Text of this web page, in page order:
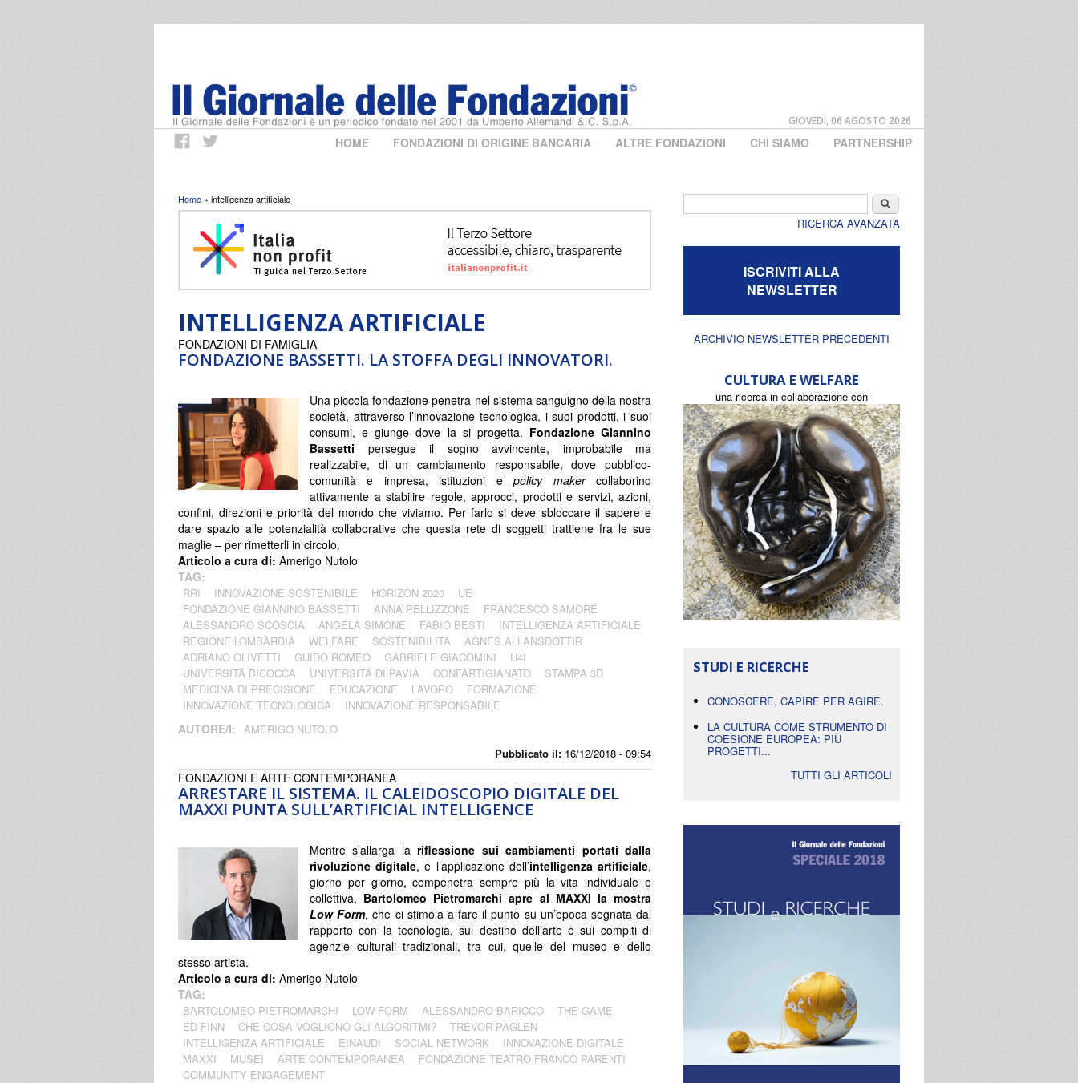
GIOVEDÌ, 06 AGOSTO 2026
HOME FONDAZIONI DI ORIGINE BANCARIA ALTRE FONDAZIONI CHI SIAMO PARTNERSHIP
Tu sei qui
Home » intelligenza artificiale
INTELLIGENZA ARTIFICIALE
FONDAZIONE BASSETTI. LA STOFFA DEGLI INNOVATORI.
Pubblicato il: 16/12/2018 - 09:54
FONDAZIONI DI FAMIGLIA
Una piccola fondazione penetra nel sistema sanguigno della nostra
società, attraverso l’innovazione tecnologica, i suoi prodotti, i suoi
consumi, e giunge dove la si progetta. Fondazione Giannino
Bassetti persegue il sogno avvincente, improbabile ma
realizzabile, di un cambiamento responsabile, dove pubblico-
comunità e impresa, istituzioni epolicy makercollaborino
attivamente a stabilire regole, approcci, prodotti e servizi, azioni,
confini, direzioni e priorità del mondo che viviamo. Per farlo si deve sbloccare il sapere e
dare spazio alle potenzialità collaborative che questa rete di soggetti trattiene fra le sue
maglie – per rimetterli in circolo.
Articolo a cura di: Amerigo Nutolo
TAG:
RRI INNOVAZIONE SOSTENIBILE HORIZON 2020
UE
FONDAZIONE GIANNINO BASSETTI
ANNA PELLIZZONE
FRANCESCO SAMORÉ
ALESSANDRO SCOSCIA
ANGELA SIMONE FABIO BESTI
INTELLIGENZA ARTIFICIALE
REGIONE LOMBARDIA
WELFARE SOSTENIBILITÀ
AGNES ALLANSDOTTIR
ADRIANO OLIVETTI
GUIDO ROMEO GABRIELE GIACOMINI
U4I
UNIVERSITÀ BICOCCA
UNIVERSITÁ DI PAVIA CONFARTIGIANATO
STAMPA 3D
MEDICINA DI PRECISIONE
EDUCAZIONE LAVORO
FORMAZIONE
INNOVAZIONE TECNOLOGICA
INNOVAZIONE RESPONSABILE
AUTORE/I: AMERIGO NUTOLO
ARRESTARE IL SISTEMA. IL CALEIDOSCOPIO DIGITALE DEL
MAXXI PUNTA SULL’ARTIFICIAL INTELLIGENCE
FONDAZIONI E ARTE CONTEMPORANEA
Mentre s’allarga lariflessione sui cambiamenti portati dalla
rivoluzione digitale, e l’applicazione dell’intelligenza artificiale,
giorno per giorno, compenetra sempre più la vita individuale e
collettiva, Bartolomeo Pietromarchi apre al MAXXI la mostra
Low Form, che ci stimola a fare il punto su un’epoca segnata dal
rapporto con la tecnologia, sul destino dell’arte e sui compiti di
agenzie culturali tradizionali, tra cui, quelle del museo e dello
stesso artista.
Articolo a cura di: Amerigo Nutolo
TAG:
BARTOLOMEO PIETROMARCHI LOW FORM ALESSANDRO BARICCO
THE GAME
ED FINN
CHE COSA VOGLIONO GLI ALGORITMI?
TREVOR PAGLEN
INTELLIGENZA ARTIFICIALE
EINAUDI SOCIAL NETWORK
INNOVAZIONE DIGITALE
MAXXI
MUSEI ARTE CONTEMPORANEA
FONDAZIONE TEATRO FRANCO PARENTI
COMMUNITY ENGAGEMENT
Cerca
RICERCA AVANZATA
ISCRIVITI ALLA
NEWSLETTER
ARCHIVIO NEWSLETTER PRECEDENTI
CULTURA E WELFARE
una ricerca in collaborazione con
STUDI E RICERCHE
CONOSCERE, CAPIRE PER AGIRE.
LA CULTURA COME STRUMENTO DI
COESIONE EUROPEA: PIÙ
PROGETTI...
TUTTI GLI ARTICOLI